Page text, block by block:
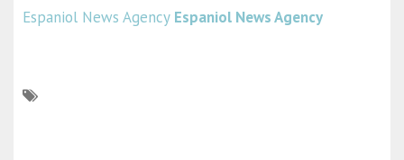
Espaniol News Agency Espaniol News Agency